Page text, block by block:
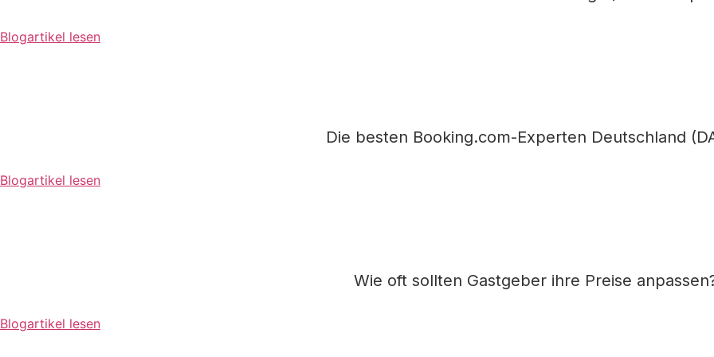
Blogartikel lesen
Die besten Booking.com-Experten Deutschland
Blogartikel lesen
Wie oft sollten Gastgeber ihre Preise
Blogartikel lesen